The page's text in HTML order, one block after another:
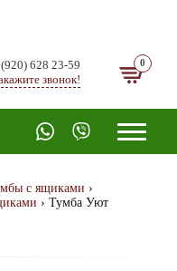
628 23-59
звонок!
с ящиками ›
› Тумба Уют